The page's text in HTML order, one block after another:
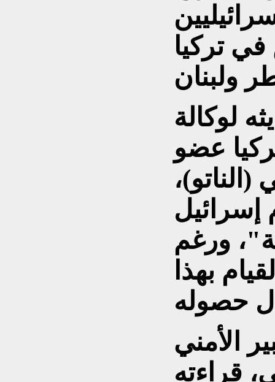
تركيا
لوكالة
عضو
إسرائيل
ورغم
بهذا
الأمني
قراءته